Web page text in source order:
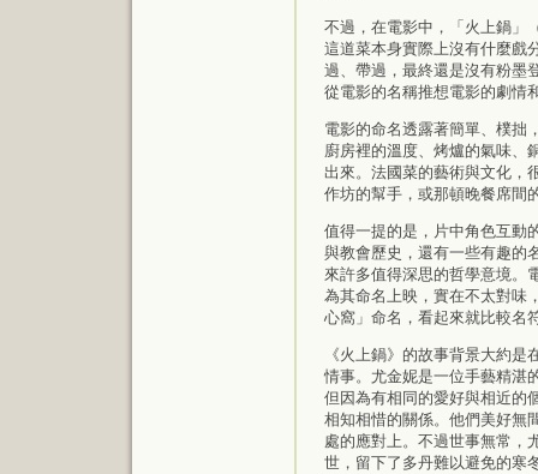
不過，在電影中，「火上鍋」
這道菜本身實際上沒有什麼戲
過、帶過，最終還是沒有粉墨
從電影的名稱推想電影的劇情
電影的命名透露著簡單、樸拙
廚房裡的溫度、烤爐的氣味、
出來。法國菜的藝術與文化，
作坊的幫手，或那頓晚餐席間
值得一提的是，片中角色互動
與教會歷史，還有一些有趣的
來許多值得深思的哲學意境。
為其命名上映，實在不太對味
心窩」命名，看起來就比較名
《火上鍋》的故事背景大約
情事。尤金妮是一位手藝精湛
但因為有相同的愛好與相近的
相知相惜的關係。他們美好無
處的應對上。不過世事無常，
世，留下了多丹難以避免的寒